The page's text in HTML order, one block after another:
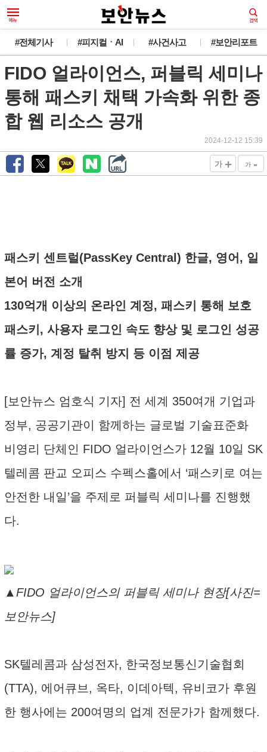
#전체기사 #피지컬ㆍAI #사건사고 #보안리포트
FIDO 얼라이언스, 퍼블릭 세미나
통해 패스키 채택 가속화 위한 종
합 웹 리소스 공개
2024-12-12 15:39
가 + 가 -
패스키 센트럴(PassKey Central) 한글, 영어, 일
본어 버전 소개
130억개 이상의 온라인 계정, 패스키 통해 보호
패스키, 사용자 로그인 속도 향상 및 로그인 성공
률 증가, 계정 탈취 방지 등 이점 제공
[보안뉴스 엄호식 기자] 전 세계 350여개 기업과
정부, 공공기관이 함께하는 글로벌 기술표준화
비영리 단체인 FIDO 얼라이언스가 12월 10일 SK
텔레콤 판교 오피스 수펙스홀에서 ‘패스키로 여는
안전한 내일’을 주제로 퍼블릭 세미나를 진행했
다.
▲FIDO 얼라이언스의 퍼블릭 세미나 현장[사진=
보안뉴스]
SK텔레콤과 삼성전자, 한국정보통신기술협회
(TTA), 에어큐브, 옥타, 이데아텍, 유비코가 후원
한 행사에는 200여명의 업계 전문가가 함께했다.